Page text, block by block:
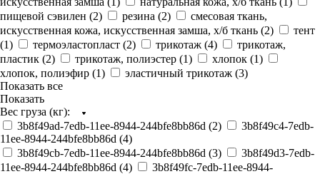
пищевой сэвилен (2) резина (2)
смесовая ткань,
искусственная кожа, искусственная замша, х/б ткань (2)
тент
(1) термоэластопласт (2) трикотаж (4)
трикотаж,
пластик (2) трикотаж, полиэстер (1) хлопок (1)
хлопок, полиэфир (1) эластичный трикотаж (3)
Показать все
Показать
Вес груза (кг):
3b8f49ad-7edb-11ee-8944-244bfe8bb86d (2)
3b8f49c4-7edb-
11ee-8944-244bfe8bb86d (4)
3b8f49cb-7edb-11ee-8944-244bfe8bb86d (3)
3b8f49d3-7edb-
11ee-8944-244bfe8bb86d (4)
3b8f49fc-7edb-11ee-8944-